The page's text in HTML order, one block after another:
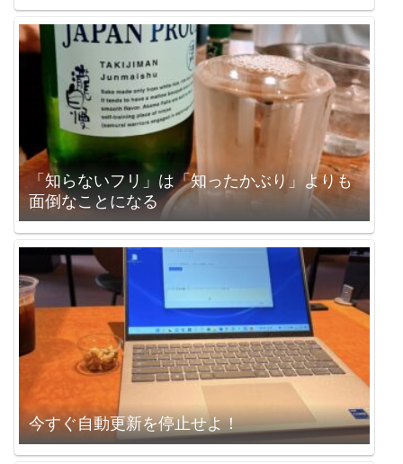
「知らないフリ」は「知ったかぶり」よりも
面倒なことになる
今すぐ自動更新を停止せよ！